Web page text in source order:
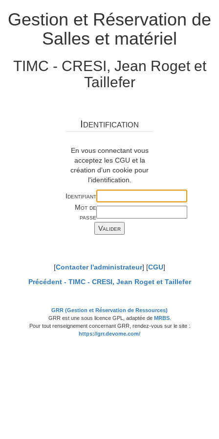
Gestion et Réservation de
Salles et matériel
TIMC - CRESI, Jean Roget et
Taillefer
Identification
En vous connectant vous
acceptez les CGU et la
création d'un cookie pour
l'identification.
Identifiant
Mot de
passe
[Contacter l'administrateur] [CGU]
Précédent - TIMC - CRESI, Jean Roget et Taillefer
GRR (Gestion et Réservation de Ressources)
GRR est une sous licence GPL, adaptée de MRBS.
Pour tout renseignement concernant GRR, rendez-vous sur le site :
https://grr.devome.com/